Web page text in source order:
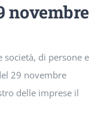
novembre
di persone e
29 novembre
delle imprese il